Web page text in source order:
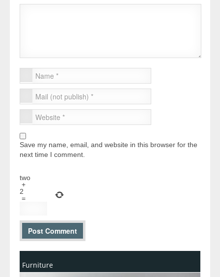
Save my name, email, and website in this browser for the
next time I comment.
two
+
2
=
Furniture